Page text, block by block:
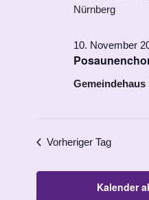
Nürnberg
10. November
Vorheriger Tag
Kalender